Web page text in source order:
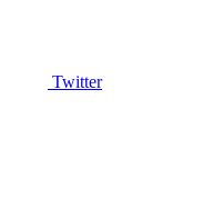
Twitter